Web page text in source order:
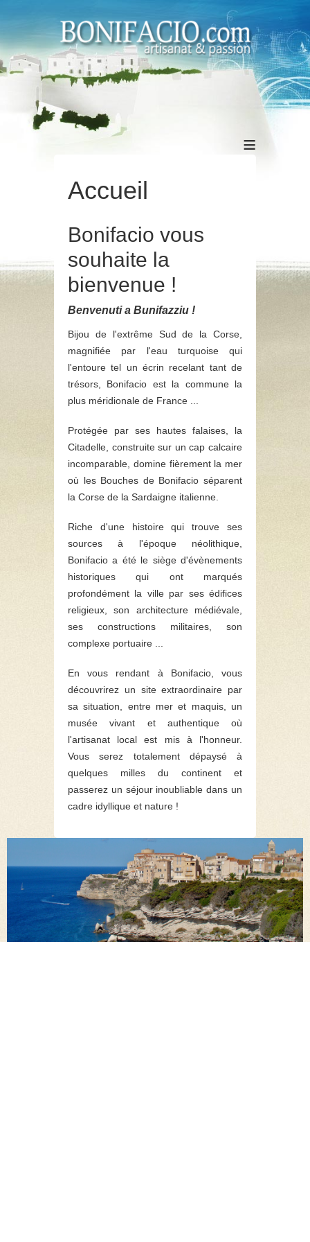
≡
Accueil
Bonifacio vous
souhaite la
bienvenue !
Benvenuti a Bunifazziu !
Bijou de l'extrême Sud de la Corse,
magnifiée par l'eau turquoise qui
l'entoure tel un écrin recelant tant de
trésors, Bonifacio est la commune la
plus méridionale de France ...
Protégée par ses hautes falaises, la
Citadelle, construite sur un cap calcaire
incomparable, domine fièrement la mer
où les Bouches de Bonifacio séparent
la Corse de la Sardaigne italienne.
Riche d'une histoire qui trouve ses
sources à l'époque néolithique,
Bonifacio a été le siège d'évènements
historiques qui ont marqués
profondément la ville par ses édifices
religieux, son architecture médiévale,
ses constructions militaires, son
complexe portuaire ...
En vous rendant à Bonifacio, vous
découvrirez un site extraordinaire par
sa situation, entre mer et maquis, un
musée vivant et authentique où
l'artisanat local est mis à l'honneur.
Vous serez totalement dépaysé à
quelques milles du continent et
passerez un séjour inoubliable dans un
cadre idyllique et nature !